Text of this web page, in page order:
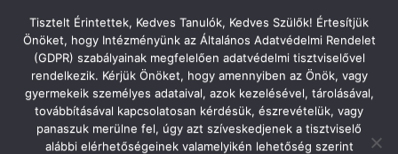
Tatabányai Árpád Gimnázium
2015. November 20. Péntek
Élő Bolygónk
Tisztelt Érintettek, Kedves Tanulók, Kedves Szülők! Értesítjük
Önöket, hogy Intézményünk az Általános Adatvédelmi Rendelet
(GDPR) szabályainak megfelelően adatvédelmi tisztviselővel
rendelkezik. Kérjük Önöket, hogy amennyiben az Önök, vagy
gyermekeik személyes adataival, azok kezelésével, tárolásával,
továbbításával kapcsolatosan kérdésük, észrevételük, vagy
panaszuk merülne fel, úgy azt szíveskedjenek a tisztviselő
alábbi elérhetőségeinek valamelyikén lehetőség szerint